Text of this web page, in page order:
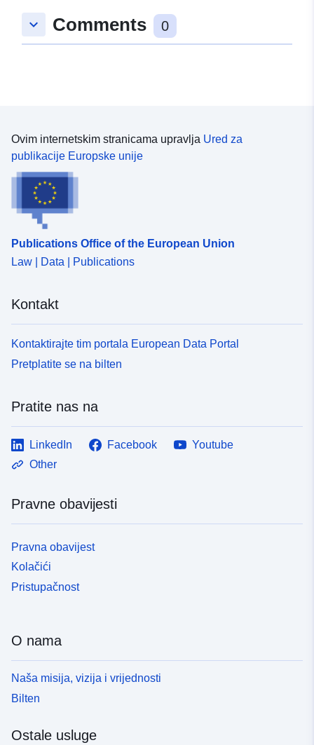
produite pour chaque année entre 2014 et 2024.
keyboard_arrow_down Comments 0
Ovim internetskim stranicama upravlja Ured za
publikacije Europske unije
Publications Office of the European Union
Law | Data | Publications
Kontakt
Kontaktirajte tim portala European Data Portal
Pretplatite se na bilten
Pratite nas na
LinkedIn Facebook
Youtube
Other
Pravne obavijesti
Pravna obavijest
Kolačići
Pristupačnost
O nama
Naša misija, vizija i vrijednosti
Bilten
Ostale usluge